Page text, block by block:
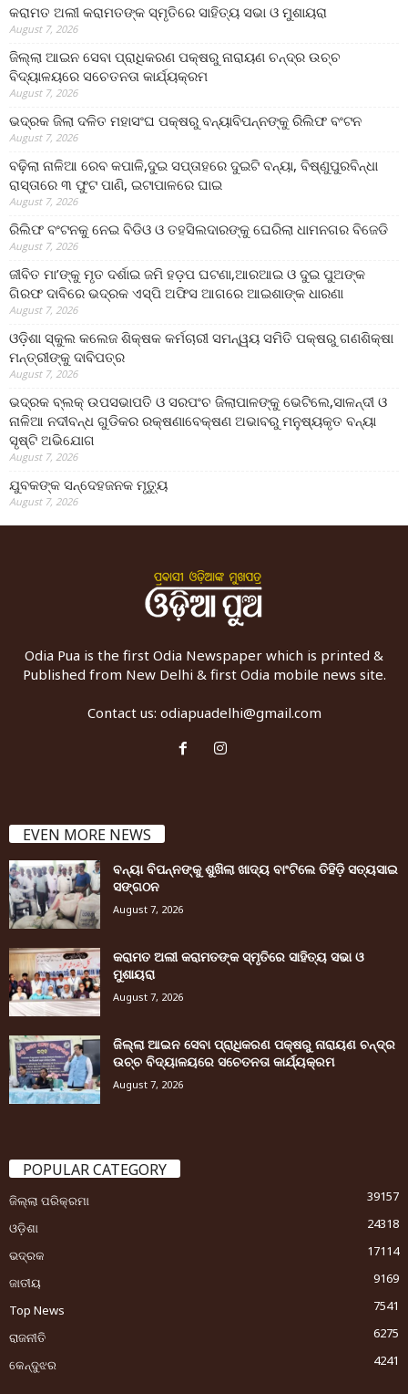
କରାମତ ଅଲୀ କରାମତଙ୍କ ସ୍ମୃତିରେ ସାହିତ୍ୟ ସଭା ଓ ମୁଶାୟରା
August 7, 2026
ଜିଲ୍ଲା ଆଇନ ସେବା ପ୍ରାଧିକରଣ ପକ୍ଷରୁ ନାରାୟଣ ଚନ୍ଦ୍ର ଉଚ୍ଚ
ବିଦ୍ୟାଳୟରେ ସଚେତନତା କାର୍ଯ୍ୟକ୍ରମ
August 7, 2026
ଭଦ୍ରକ ଜିଲା ଦଳିତ ମହାସଂଘ ପକ୍ଷରୁ ବନ୍ୟାବିପନ୍ନଙ୍କୁ ରିଲିଫ ବଂଟନ
August 7, 2026
ବଢ଼ିଲା ନାଳିଆ ରେବ କପାଳି,ଦୁଇ ସପ୍ତାହରେ ଦୁଇଟି ବନ୍ୟା, ବିଷ୍ଣୁପୁରବିନ୍ଧା
ରାସ୍ତାରେ ୩ ଫୁଟ ପାଣି, ଇଟାପାଳରେ ଘାଇ
August 7, 2026
ରିଲିଫ ବଂଟନକୁ ନେଇ ବିଡିଓ ଓ ତହସିଲଦାରଙ୍କୁ ଘେରିଲା ଧାମନଗର ବିଜେଡି
August 7, 2026
ଜୀବିତ ମା’ଙ୍କୁ ମୃତ ଦର୍ଶାଇ ଜମି ହଡ଼ପ ଘଟଣା,ଆରଆଇ ଓ ଦୁଇ ପୁଅଙ୍କ
ଗିରଫ ଦାବିରେ ଭଦ୍ରକ ଏସ୍‌ପି ଅଫିସ ଆଗରେ ଆଇଶାଙ୍କ ଧାରଣା
August 7, 2026
ଓଡ଼ିଶା ସ୍କୁଲ କଲେଜ ଶିକ୍ଷକ କର୍ମଚାରୀ ସମନ୍ୱୟ ସମିତି ପକ୍ଷରୁ ଗଣଶିକ୍ଷା
ମନ୍ତ୍ରୀଙ୍କୁ ଦାବିପତ୍ର
August 7, 2026
ଭଦ୍ରକ ବ୍ଲକ୍ ଉପସଭାପତି ଓ ସରପଂଚ ଜିଲାପାଳଙ୍କୁ ଭେଟିଲେ,ସାଳନ୍ଦୀ ଓ
ନାଳିଆ ନଦୀବନ୍ଧ ଗୁଡିକର ରକ୍ଷଣାବେକ୍ଷଣ ଅଭାବରୁ ମନୁଷ୍ୟକୃତ ବନ୍ୟା
ସୃଷ୍ଟି ଅଭିଯୋଗ
August 7, 2026
ଯୁବକଙ୍କ ସନ୍ଦେହଜନକ ମୃତ୍ୟୁ
August 7, 2026
Odia Pua is the first Odia Newspaper which is printed &
Published from New Delhi & first Odia mobile news site.
Contact us: odiapuadelhi@gmail.com
EVEN MORE NEWS
ବନ୍ୟା ବିପନ୍ନଙ୍କୁ ଶୁଖିଲା ଖାଦ୍ୟ ବାଂଟିଲେ ତିହିଡି଼ ସତ୍ୟସାଇ
ସଙ୍ଗଠନ
August 7, 2026
କରାମତ ଅଲୀ କରାମତଙ୍କ ସ୍ମୃତିରେ ସାହିତ୍ୟ ସଭା ଓ
ମୁଶାୟରା
August 7, 2026
ଜିଲ୍ଲା ଆଇନ ସେବା ପ୍ରାଧିକରଣ ପକ୍ଷରୁ ନାରାୟଣ ଚନ୍ଦ୍ର
ଉଚ୍ଚ ବିଦ୍ୟାଳୟରେ ସଚେତନତା କାର୍ଯ୍ୟକ୍ରମ
August 7, 2026
POPULAR CATEGORY
ଜିଲ୍ଲା ପରିକ୍ରମା
39157
ଓଡ଼ିଶା
24318
ଭଦ୍ରକ
17114
ଜାତୀୟ
9169
Top News
7541
ରାଜନୀତି
6275
କେନ୍ଦୁଝର
4241